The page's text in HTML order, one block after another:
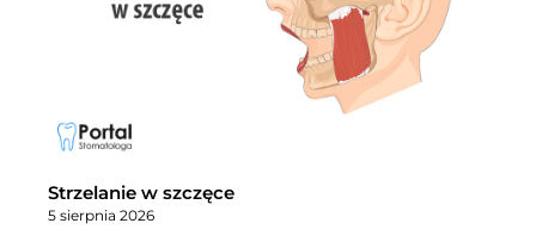
Strzelanie w szczęce
5 sierpnia 2026